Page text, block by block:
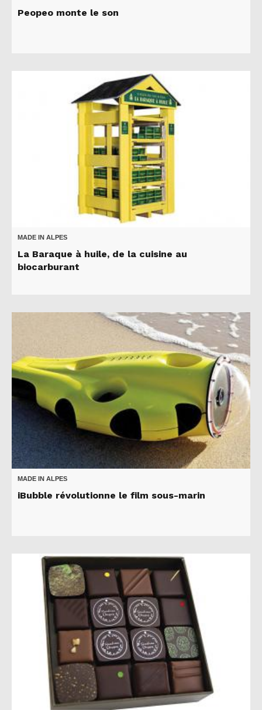
Peopeo monte le son
MADE IN ALPES
La Baraque à huile, de la cuisine au
biocarburant
MADE IN ALPES
iBubble révolutionne le film sous-marin